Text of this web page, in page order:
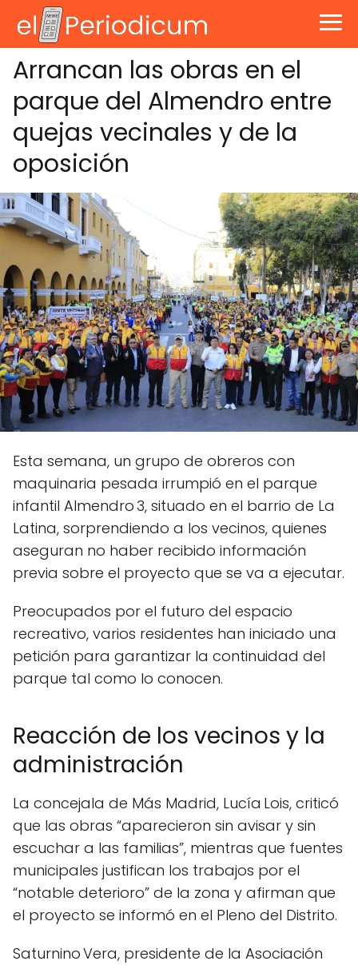
Arrancan las obras en el
parque del Almendro entre
quejas vecinales y de la
oposición
Esta semana, un grupo de obreros con
maquinaria pesada irrumpió en el parque
infantil Almendro 3, situado en el barrio de La
Latina, sorprendiendo a los vecinos, quienes
aseguran no haber recibido información
previa sobre el proyecto que se va a ejecutar.
Preocupados por el futuro del espacio
recreativo, varios residentes han iniciado una
petición para garantizar la continuidad del
parque tal como lo conocen.
Reacción de los vecinos y la
administración
La concejala de Más Madrid, Lucía Lois, criticó
que las obras “aparecieron sin avisar y sin
escuchar a las familias”, mientras que fuentes
municipales justifican los trabajos por el
“notable deterioro” de la zona y afirman que
el proyecto se informó en el Pleno del Distrito.
Saturnino Vera, presidente de la Asociación